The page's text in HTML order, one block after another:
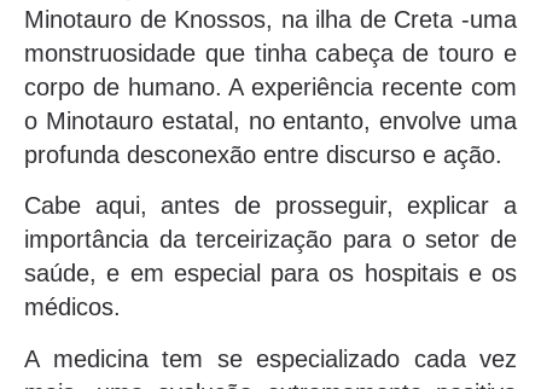
Minotauro de Knossos, na ilha de Creta -uma
monstruosidade que tinha cabeça de touro e
corpo de humano. A experiência recente com
o Minotauro estatal, no entanto, envolve uma
profunda desconexão entre discurso e ação.
Cabe aqui, antes de prosseguir, explicar a
importância da terceirização para o setor de
saúde, e em especial para os hospitais e os
médicos.
A medicina tem se especializado cada vez